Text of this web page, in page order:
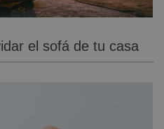
el sofá de tu casa